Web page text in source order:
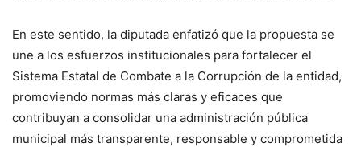
En este sentido, la diputada enfatizó que la propuesta se
une a los esfuerzos institucionales para fortalecer el
Sistema Estatal de Combate a la Corrupción de la entidad,
promoviendo normas más claras y eficaces que
contribuyan a consolidar una administración pública
municipal más transparente, responsable y comprometida